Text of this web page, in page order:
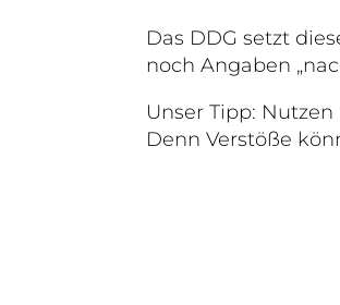
Das DDG setzt
noch Angaben
Unser Tipp:
Denn Verstöße